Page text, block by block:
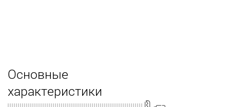
Основные
характеристики